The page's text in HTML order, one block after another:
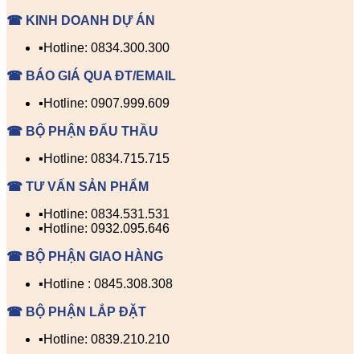
☎ KINH DOANH DỰ ÁN
▪️Hotline: 0834.300.300
☎ BÁO GIÁ QUA ĐT/EMAIL
▪️Hotline: 0907.999.609
☎ BỘ PHẬN ĐẤU THẦU
▪️Hotline: 0834.715.715
☎ TƯ VẤN SẢN PHẨM
▪️Hotline: 0834.531.531
▪️Hotline: 0932.095.646
☎ BỘ PHẬN GIAO HÀNG
▪️Hotline : 0845.308.308
☎ BỘ PHẬN LẮP ĐẶT
▪️Hotline: 0839.210.210